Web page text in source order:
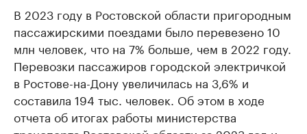
В 2023 году в Ростовской области пригородным
пассажирскими поездами было перевезено 10
млн человек, что на 7% больше, чем в 2022 году.
Перевозки пассажиров городской электричкой
в Ростове-на-Дону увеличилась на 3,6% и
составила 194 тыс. человек. Об этом в ходе
отчета об итогах работы министерства